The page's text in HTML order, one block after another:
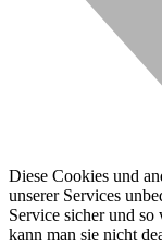
Diese Cookies und
unserer Services
Service sicher und
kann man sie nicht